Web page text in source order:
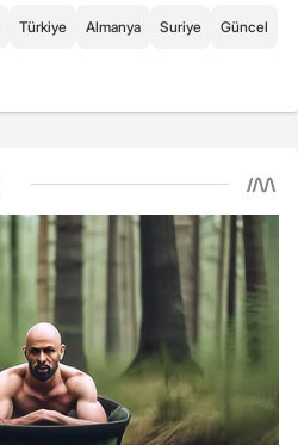
Türkiye Almanya Suriye Güncel